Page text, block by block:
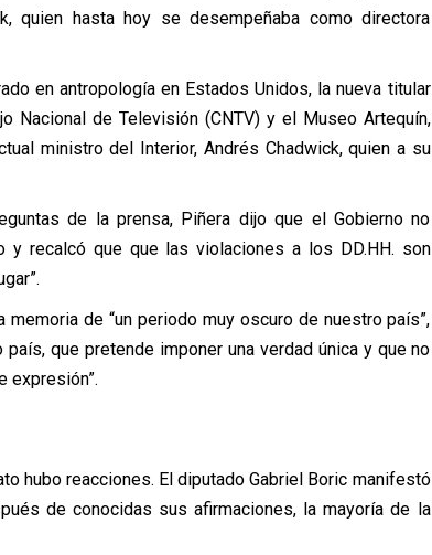
quien hasta hoy se desempeñaba como directora
en antropología en Estados Unidos, la nueva titular
Nacional de Televisión (CNTV) y el Museo Artequín,
ministro del Interior, Andrés Chadwick, quien a su
de la prensa, Piñera dijo que el Gobierno no
y recalcó que que las violaciones a los DD.HH. son
de “un periodo muy oscuro de nuestro país”,
que pretende imponer una verdad única y que no
expresión”.
hubo reacciones. El diputado Gabriel Boric manifestó
de conocidas sus afirmaciones, la mayoría de la